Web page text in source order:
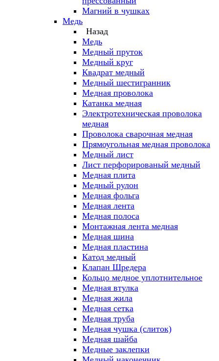
Магний в чушках
Медь
Назад
Медь
Медный пруток
Медный круг
Квадрат медный
Медный шестигранник
Медная проволока
Катанка медная
Электротехническая проволока
медная
Проволока сварочная медная
Прямоугольная медная проволока
Медный лист
Лист перфорированый медный
Медная плита
Медный рулон
Медная фольга
Медная лента
Медная полоса
Монтажная лента медная
Медная шина
Медная пластина
Катод медный
Клапан Шредера
Кольцо медное уплотнительное
Медная втулка
Медная жила
Медная сетка
Медная труба
Медная чушка (слиток)
Медная шайба
Медные заклепки